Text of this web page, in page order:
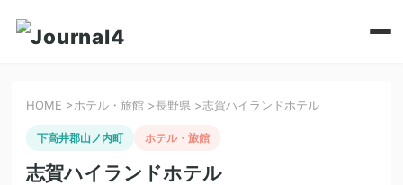
HOME >ホテル・旅館 >長野県 >志賀ハイランドホテル
下高井郡山ノ内町 ホテル・旅館
志賀ハイランドホテル